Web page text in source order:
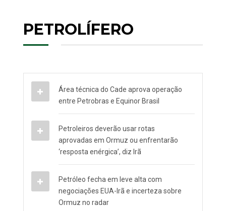
PETROLÍFERO
Área técnica do Cade aprova operação
entre Petrobras e Equinor Brasil
Petroleiros deverão usar rotas
aprovadas em Ormuz ou enfrentarão
‘resposta enérgica’, diz Irã
Petróleo fecha em leve alta com
negociações EUA-Irã e incerteza sobre
Ormuz no radar